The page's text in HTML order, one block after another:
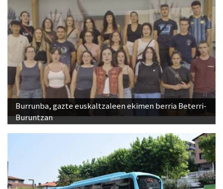
Burrunba, gazte euskaltzaleen ekimen berria Beterri-
Buruntzan